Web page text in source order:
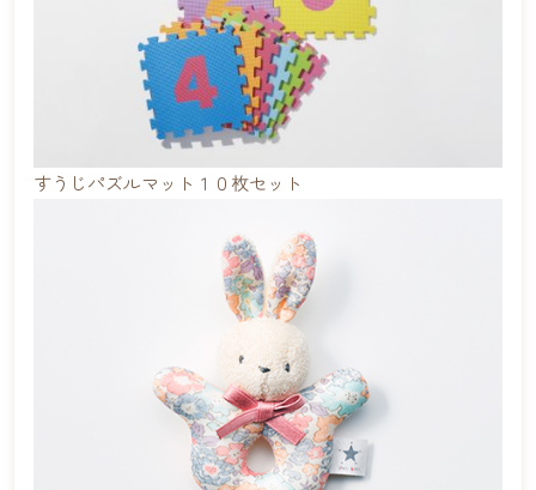
すうじパズルマット１０枚セット